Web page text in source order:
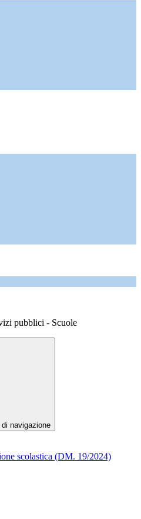
pubblici - Scuole
di navigazione
scolastica (DM. 19/2024)